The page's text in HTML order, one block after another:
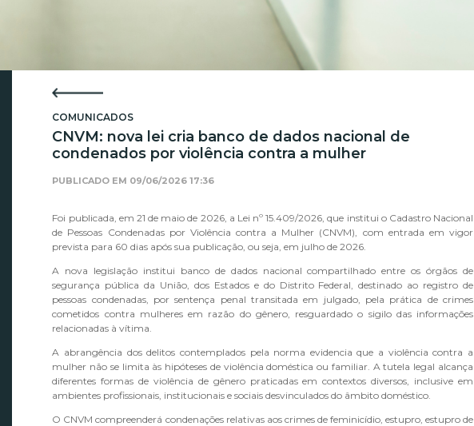
COMUNICADOS
CNVM: nova lei cria banco de dados nacional de
condenados por violência contra a mulher
PUBLICADO EM 09/06/2026 17:36
Foi publicada, em 21 de maio de 2026, a Lei nº 15.409/2026, que institui o Cadastro Nacional
de Pessoas Condenadas por Violência contra a Mulher (CNVM), com entrada em vigor
prevista para 60 dias após sua publicação, ou seja, em julho de 2026.
A nova legislação institui banco de dados nacional compartilhado entre os órgãos de
segurança pública da União, dos Estados e do Distrito Federal, destinado ao registro de
pessoas condenadas, por sentença penal transitada em julgado, pela prática de crimes
cometidos contra mulheres em razão do gênero, resguardado o sigilo das informações
relacionadas à vítima.
A abrangência dos delitos contemplados pela norma evidencia que a violência contra a
mulher não se limita às hipóteses de violência doméstica ou familiar. A tutela legal alcança
diferentes formas de violência de gênero praticadas em contextos diversos, inclusive em
ambientes profissionais, institucionais e sociais desvinculados do âmbito doméstico.
O CNVM compreenderá condenações relativas aos crimes de feminicídio, estupro, estupro de